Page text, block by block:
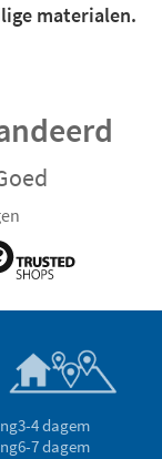
materialen.
3-4 dagem
6-7 dagem